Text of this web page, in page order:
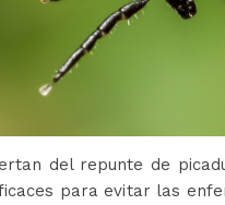
del repunte de
para evitar las